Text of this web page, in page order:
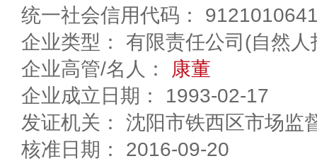
统一社会信用代码：
企业类型： 有限责任公司(自然人
企业高管/名人： 康董
企业成立日期： 1993-02-17
发证机关： 沈阳市铁西区市场监
核准日期： 2016-09-20